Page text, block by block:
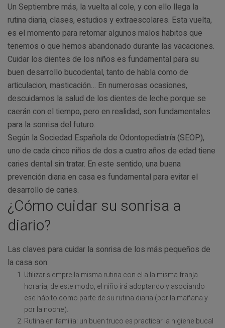
Un Septiembre más, la vuelta al cole, y con ello llega la
rutina diaria, clases, estudios y extraescolares. Esta vuelta,
es el momento para retomar algunos malos habitos que
tenemos o que hemos abandonado durante las vacaciones.
Cuidar los dientes de los niños es fundamental para su
buen desarrollo bucodental, tanto de habla como de
articulacion, masticación… En numerosas ocasiones,
descuidamos la salud de los dientes de leche porque se
caerán con el tiempo, pero en realidad, son fundamentales
para la sonrisa del futuro.
Según la Sociedad Española de Odontopediatría (SEOP),
uno de cada cinco niños de dos a cuatro años de edad tiene
caries dental sin tratar. En este sentido, una buena
prevención diaria en casa es fundamental para evitar el
desarrollo de caries.
¿Cómo cuidar su sonrisa a
diario?
Las claves para cuidar la sonrisa de los más pequeños de
la casa son:
Utilizar siempre la misma rutina con el a la misma franja
horaria, de este modo, el niño irá adoptando y asociando
ese hábito como parte de su rutina diaria (por la mañana y
por la noche).
Rutina en familia: un buen truco es practicar la higiene bucal